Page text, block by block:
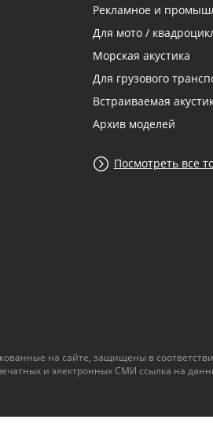
Рекламное и
Для мото /
Морская акустика
Для грузового
Встраиваемая
Архив моделей
Посмотреть все
на сайте, защищены в
и электронных СМИ ссылка на